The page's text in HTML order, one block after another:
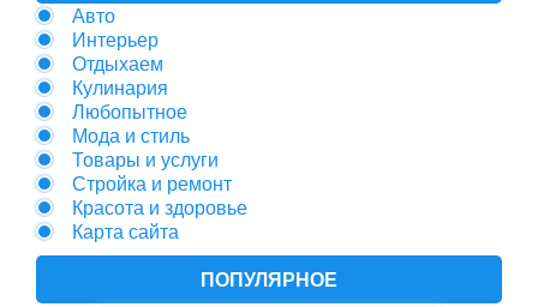
Авто
Интерьер
Отдыхаем
Кулинария
Любопытное
Мода и стиль
Товары и услуги
Стройка и ремонт
Красота и здоровье
Карта сайта
ПОПУЛЯРНОЕ